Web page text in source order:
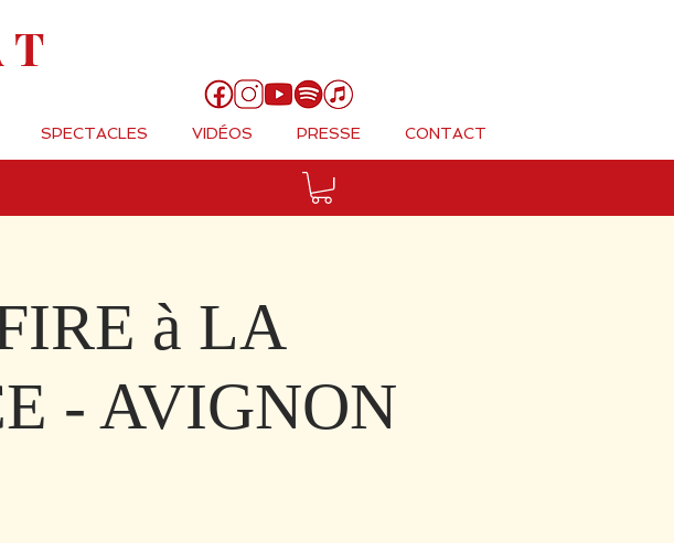
SPECTACLES VIDÉOS PRESSE CONTACT
à LA
- AVIGNON